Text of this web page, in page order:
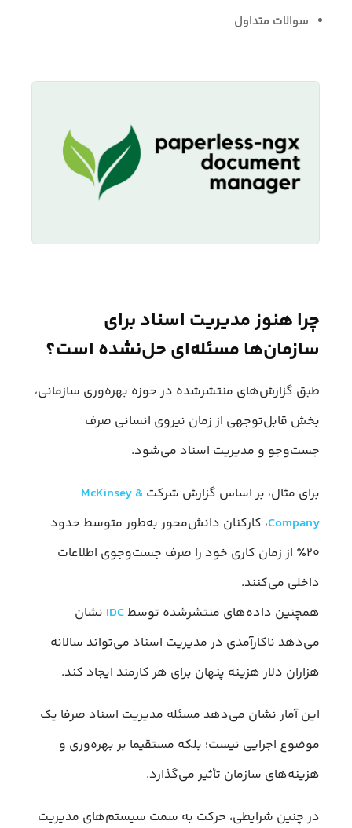
سوالات متداول
چرا هنوز مدیریت اسناد برای
سازمان‌ها مسئله‌ای حل‌نشده است؟
طبق گزارش‌های منتشرشده در حوزه بهره‌وری سازمانی،
بخش قابل‌توجهی از زمان نیروی انسانی صرف
جست‌وجو و مدیریت اسناد می‌شود.
برای مثال، بر اساس گزارش شرکت McKinsey &
Company، کارکنان دانش‌محور به‌طور متوسط حدود
۲۰٪ از زمان کاری خود را صرف جست‌وجوی اطلاعات
داخلی می‌کنند.
همچنین داده‌های منتشرشده توسط IDC نشان
می‌دهد ناکارآمدی در مدیریت اسناد می‌تواند سالانه
هزاران دلار هزینه پنهان برای هر کارمند ایجاد کند.
این آمار نشان می‌دهد مسئله مدیریت اسناد صرفا یک
موضوع اجرایی نیست؛ بلکه مستقیما بر بهره‌وری و
هزینه‌های سازمان تأثیر می‌گذارد.
در چنین شرایطی، حرکت به سمت سیستم‌های مدیریت